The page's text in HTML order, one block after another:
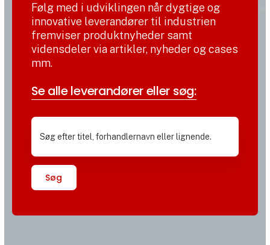
Følg med i udviklingen når dygtige og
innovative leverandører til industrien
fremviser produktnyheder samt
vidensdeler via artikler, nyheder og cases
mm.
Se alle leverandører eller søg:
Søg